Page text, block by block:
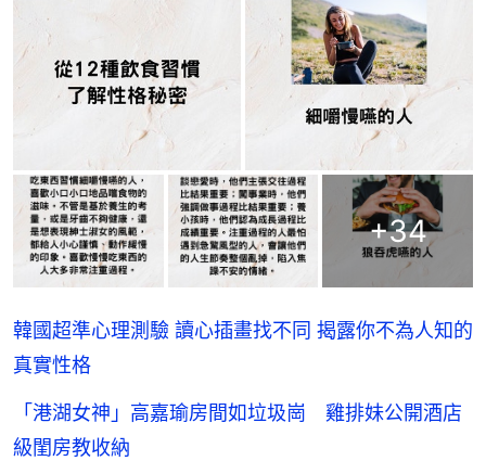
+34
韓國超準心理測驗 讀心插畫找不同 揭露你不為人知的
真實性格
「港湖女神」高嘉瑜房間如垃圾崗 雞排妹公開酒店
級閨房教收納